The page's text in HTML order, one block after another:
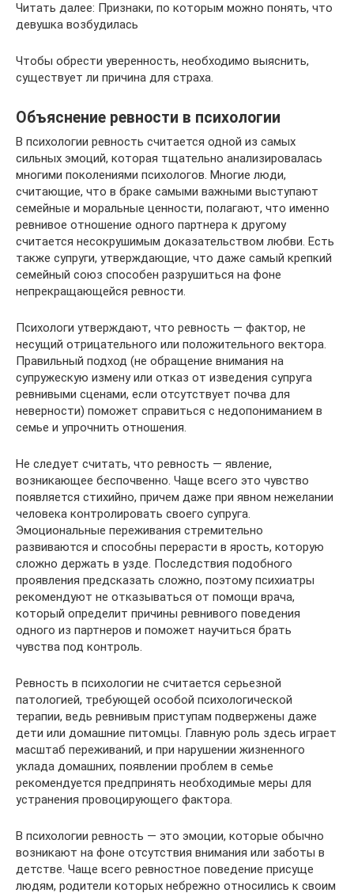
Читать далее: Признаки, по которым можно понять, что
девушка возбудилась
Чтобы обрести уверенность, необходимо выяснить,
существует ли причина для страха.
Объяснение ревности в психологии
В психологии ревность считается одной из самых
сильных эмоций, которая тщательно анализировалась
многими поколениями психологов. Многие люди,
считающие, что в браке самыми важными выступают
семейные и моральные ценности, полагают, что именно
ревнивое отношение одного партнера к другому
считается несокрушимым доказательством любви. Есть
также супруги, утверждающие, что даже самый крепкий
семейный союз способен разрушиться на фоне
непрекращающейся ревности.
Психологи утверждают, что ревность — фактор, не
несущий отрицательного или положительного вектора.
Правильный подход (не обращение внимания на
супружескую измену или отказ от изведения супруга
ревнивыми сценами, если отсутствует почва для
неверности) поможет справиться с недопониманием в
семье и упрочнить отношения.
Не следует считать, что ревность — явление,
возникающее беспочвенно. Чаще всего это чувство
появляется стихийно, причем даже при явном нежелании
человека контролировать своего супруга.
Эмоциональные переживания стремительно
развиваются и способны перерасти в ярость, которую
сложно держать в узде. Последствия подобного
проявления предсказать сложно, поэтому психиатры
рекомендуют не отказываться от помощи врача,
который определит причины ревнивого поведения
одного из партнеров и поможет научиться брать
чувства под контроль.
Ревность в психологии не считается серьезной
патологией, требующей особой психологической
терапии, ведь ревнивым приступам подвержены даже
дети или домашние питомцы. Главную роль здесь играет
масштаб переживаний, и при нарушении жизненного
уклада домашних, появлении проблем в семье
рекомендуется предпринять необходимые меры для
устранения провоцирующего фактора.
В психологии ревность — это эмоции, которые обычно
возникают на фоне отсутствия внимания или заботы в
детстве. Чаще всего ревностное поведение присуще
людям, родители которых небрежно относились к своим